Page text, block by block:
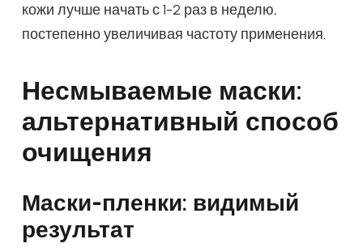
кожи лучше начать с 1-2 раз в неделю,
постепенно увеличивая частоту применения.
Несмываемые маски:
альтернативный способ
очищения
Маски-пленки: видимый
результат